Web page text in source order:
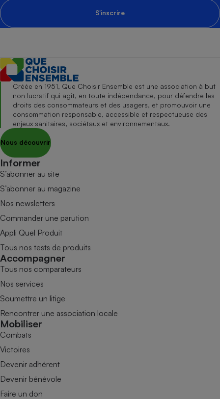
S'inscrire
Créée en 1951, Que Choisir Ensemble est une association à but
non lucratif qui agit, en toute indépendance, pour défendre les
droits des consommateurs et des usagers, et promouvoir une
consommation responsable, accessible et respectueuse des
enjeux sanitaires, sociétaux et environnementaux.
Nous découvrir
Informer
S’abonner au site
S’abonner au magazine
Nos newsletters
Commander une parution
Appli Quel Produit
Tous nos tests de produits
Accompagner
Tous nos comparateurs
Nos services
Soumettre un litige
Rencontrer une association locale
Mobiliser
Combats
Victoires
Devenir adhérent
Devenir bénévole
Faire un don